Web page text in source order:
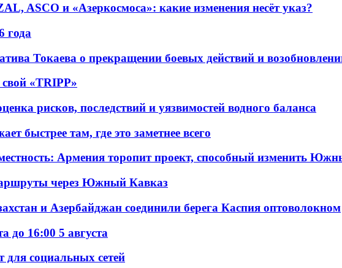
ASCO и «Азеркосмоса»: какие изменения несёт указ?
года
Токаева о прекращении боевых действий и
«TRIPP»
рисков, последствий и уязвимостей водного баланса
быстрее там, где это заметнее всего
Армения торопит проект, способный изменить
через Южный Кавказ
и Азербайджан соединили берега Каспия оптоволокном
до 16:00 5 августа
для социальных сетей